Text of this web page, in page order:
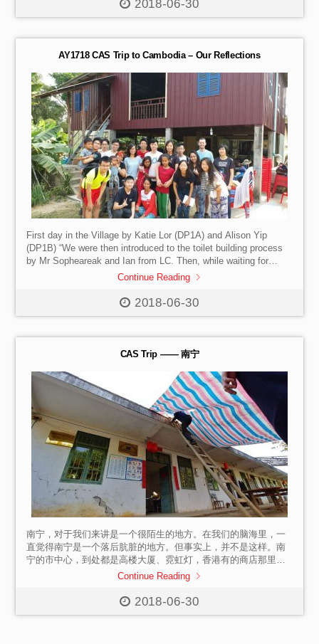
评委和观众往往会分不清是谁在发言，情况一度有些混乱。汲取
了这个教训后，我们研究并更改了网上平台的设定，在辩手发言
束了。 最后最为重要的，也就是在全校范围直播的冠军赛，
学生回校上课，所以只有中二和DP1的同学能在现场观看，其他
年级的同学必须通过直播在家里观看。为了保持社交距离，我们
安排中二的学生在7层观看，DP1的同学则在9层，同学们之间都
按要求空出一个座位来保持社交距离，并不得摘下口罩。由于参
赛的选手中有两位中一同学，而当天他们本应是在家上网课的，
所幸家长们都非常支持我们的活动，特意安排交通，让参赛的中
一同学当天回校上网课并参加比赛。当天，由我担任主席，赵岱
阳担任计时员，我紧张得不行，一遍遍和参赛选手们确认赛制，
一遍遍叮嘱注意事项，生怕场上出现任何差错，甚至比自己参加
比赛还要紧张许多。 经历过十分曲折的准备筹办过程，我感
受到了作为“主办方”也不是件那么容易的事情，一场看似简单的比
这短短的两个月里，十分感谢一直指导、协助我们准备的常老
师，以及优秀的搭档赵岱阳和尚煜欣。也感谢支持我们比赛的家
长、老师和各社的社长，还有积极参加比赛的同学们。因为许多
的“第一次”，或许这次的比赛并没有像理想中那么完美，但这次策
2018-06-30
2018-06-30
AY1718 CAS Trip to Cambodia – Our Reflections
First day in the Village by Katie Lor (DP1A) and Alison Yip
(DP1B) “We were then introduced to the toilet building process
by Mr Sopheareak and Ian from LC. Then, while waiting for
dinner to arrive, we played with the kids in the village for a while
fulfilling experience. We had a nice dinner and a reflection
Continue Reading
2018-06-30
CAS Trip —— 南宁
南宁，对于我们来讲是一个很陌生的地方。在我们的脑海里，一
直觉得南宁是一个落后肮脏的地方。但事实上，并不是这样。南
宁的市中心，到处都是高楼大厦、霓虹灯，香港有的商店那里也
有，这实在令我们惊讶。在城市待了一天后，我们便出发到麻风
不明显，周围都是泥泞和菜园，可想而知康复村是多么的与世隔
Continue Reading